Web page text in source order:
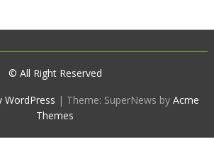
© All Right Reserved
WordPress | Theme: SuperNews byAcme
Themes